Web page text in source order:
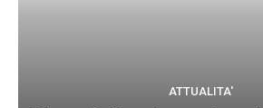
ATTUALITA'